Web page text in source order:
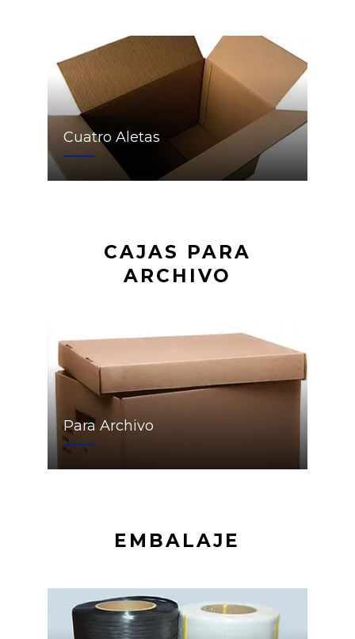
Cuatro Aletas
CAJAS PARA
ARCHIVO
Para Archivo
EMBALAJE